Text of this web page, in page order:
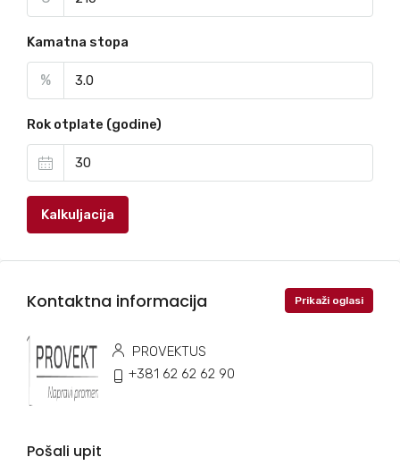
Kamatna stopa
%
Rok otplate (godine)
Kalkuljacija
Kontaktna informacija Prikaži oglasi
PROVEKTUS
+381 62 62 62 90
Pošali upit